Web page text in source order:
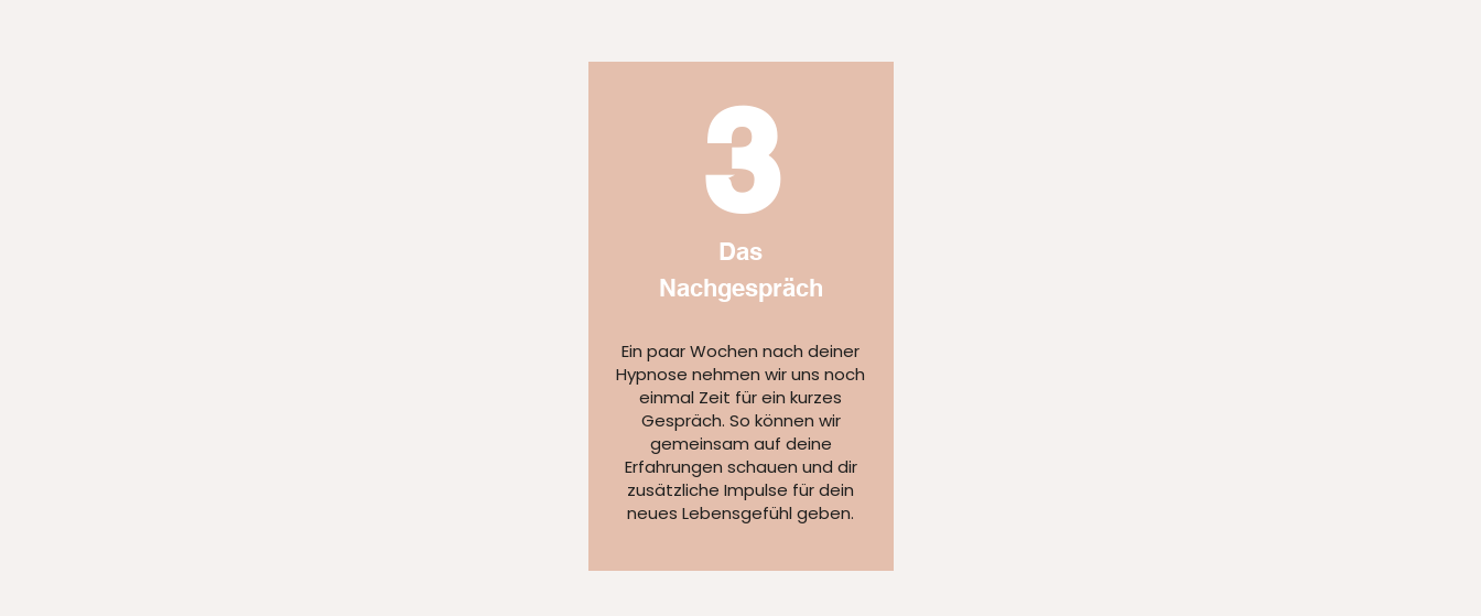
3
Das
Nachgespräch
Ein paar Wochen nach deiner
Hypnose nehmen wir uns noch
einmal Zeit für ein kurzes
Gespräch. So können wir
gemeinsam auf deine
Erfahrungen schauen und dir
zusätzliche Impulse für dein
neues Lebensgefühl geben.